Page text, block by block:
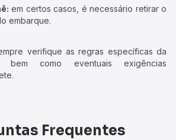
em certos casos, é necessário retirar o
embarque.
verifique as regras específicas da
bem como eventuais exigências
Frequentes